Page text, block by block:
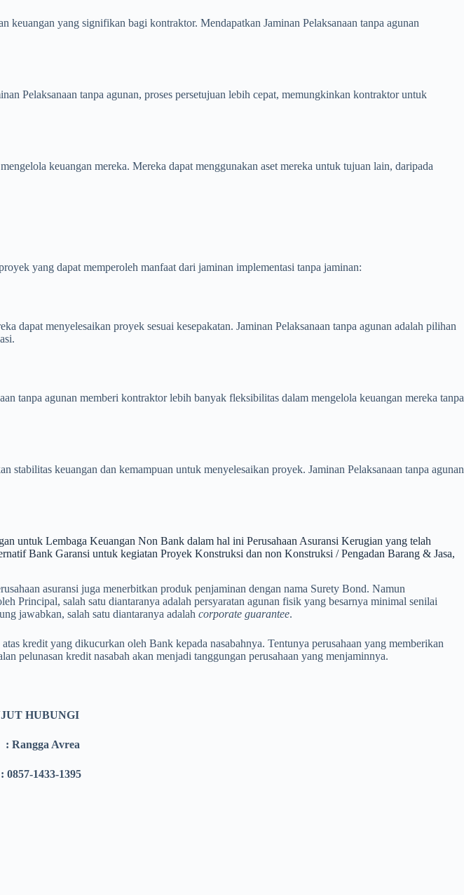
yang signifikan bagi kontraktor. Mendapatkan Jaminan Pelaksanaan tanpa agunan
Pelaksanaan tanpa agunan, proses persetujuan lebih cepat, memungkinkan kontraktor untuk
keuangan mereka. Mereka dapat menggunakan aset mereka untuk tujuan lain, daripada
yang dapat memperoleh manfaat dari jaminan implementasi tanpa jaminan:
dapat menyelesaikan proyek sesuai kesepakatan. Jaminan Pelaksanaan tanpa agunan adalah pilihan
tanpa agunan memberi kontraktor lebih banyak fleksibilitas dalam mengelola keuangan mereka tanpa
keuangan dan kemampuan untuk menyelesaikan proyek. Jaminan Pelaksanaan tanpa agunan
untuk Lembaga Keuangan Non Bank dalam hal ini Perusahaan Asuransi Kerugian yang telah
Bank Garansi untuk kegiatan Proyek Konstruksi dan non Konstruksi / Pengadan Barang & Jasa,
asuransi juga menerbitkan produk penjaminan dengan nama Surety Bond. Namun
Principal, salah satu diantaranya adalah persyaratan agunan fisik yang besarnya minimal senilai
jawabkan, salah satu diantaranya adalah corporate guarantee.
kredit yang dikucurkan oleh Bank kepada nasabahnya. Tentunya perusahaan yang memberikan
pelunasan kredit nasabah akan menjadi tanggungan perusahaan yang menjaminnya.
HUBUNGI
Avrea
1433-1395